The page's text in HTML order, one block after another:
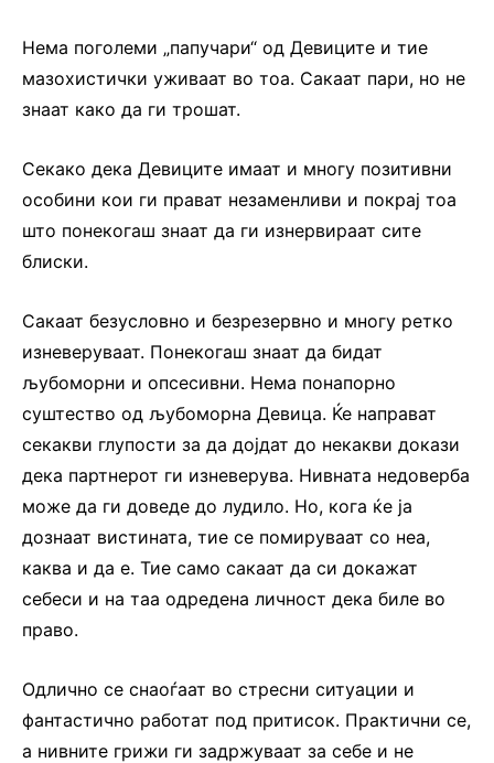
Нема поголеми „папучари“ од Девиците и тие
мазохистички уживаат во тоа. Сакаат пари, но не
знаат како да ги трошат.
Секако дека Девиците имаат и многу позитивни
особини кои ги прават незаменливи и покрај тоа
што понекогаш знаат да ги изнервираат сите
блиски.
Сакаат безусловно и безрезервно и многу ретко
изневеруваат. Понекогаш знаат да бидат
љубоморни и опсесивни. Нема понапорно
суштество од љубоморна Девица. Ќе направат
секакви глупости за да дојдат до некакви докази
дека партнерот ги изневерува. Нивната недоверба
може да ги доведе до лудило. Но, кога ќе ја
дознаат вистината, тие се помируваат со неа,
каква и да е. Тие само сакаат да си докажат
себеси и на таа одредена личност дека биле во
право.
Одлично се снаоѓаат во стресни ситуации и
фантастично работат под притисок. Практични се,
а нивните грижи ги задржуваат за себе и не